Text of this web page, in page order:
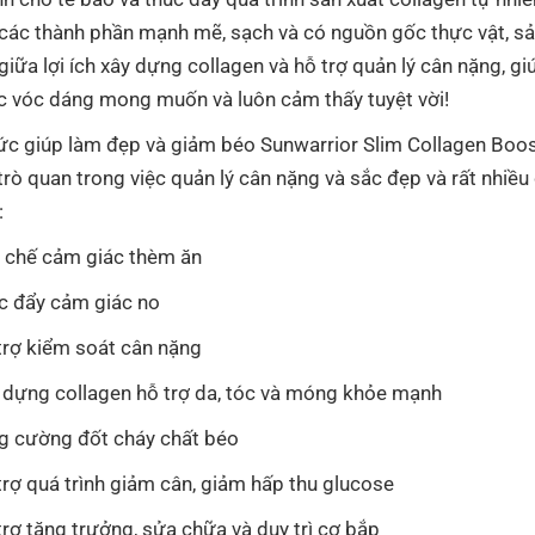
thành phần mạnh mẽ, sạch và có nguồn gốc thực vật,
lợi ích xây dựng collagen và hỗ trợ quản lý cân nặng,
vóc dáng mong muốn và luôn cảm thấy tuyệt vời!
giúp làm đẹp và giảm béo Sunwarrior Slim Collagen
quan trong việc quản lý cân nặng và sắc đẹp và rất
chế cảm giác thèm ăn
đẩy cảm giác no
kiểm soát cân nặng
dựng collagen hỗ trợ da, tóc và móng khỏe mạnh
cường đốt cháy chất béo
quá trình giảm cân, giảm hấp thu glucose
tăng trưởng, sửa chữa và duy trì cơ bắp